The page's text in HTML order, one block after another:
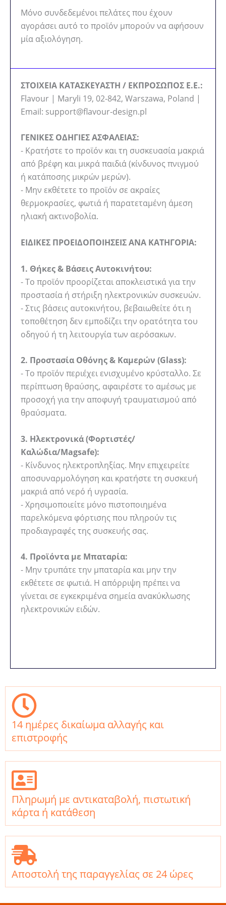
Μόνο συνδεδεμένοι πελάτες που έχουν
αγοράσει αυτό το προϊόν μπορούν να αφήσουν
μία αξιολόγηση.
ΣΤΟΙΧΕΙΑ ΚΑΤΑΣΚΕΥΑΣΤΗ / ΕΚΠΡΟΣΩΠΟΣ Ε.Ε.:
Flavour | Maryli 19, 02-842, Warszawa, Poland |
Email: support@flavour-design.pl
ΓΕΝΙΚΕΣ ΟΔΗΓΙΕΣ ΑΣΦΑΛΕΙΑΣ:
- Κρατήστε το προϊόν και τη συσκευασία μακριά
από βρέφη και μικρά παιδιά (κίνδυνος πνιγμού
ή κατάποσης μικρών μερών).
- Μην εκθέτετε το προϊόν σε ακραίες
θερμοκρασίες, φωτιά ή παρατεταμένη άμεση
ηλιακή ακτινοβολία.
ΕΙΔΙΚΕΣ ΠΡΟΕΙΔΟΠΟΙΗΣΕΙΣ ΑΝΑ ΚΑΤΗΓΟΡΙΑ:
1. Θήκες & Βάσεις Αυτοκινήτου:
- Το προϊόν προορίζεται αποκλειστικά για την
προστασία ή στήριξη ηλεκτρονικών συσκευών.
- Στις βάσεις αυτοκινήτου, βεβαιωθείτε ότι η
τοποθέτηση δεν εμποδίζει την ορατότητα του
οδηγού ή τη λειτουργία των αερόσακων.
2. Προστασία Οθόνης & Καμερών (Glass):
- Το προϊόν περιέχει ενισχυμένο κρύσταλλο. Σε
περίπτωση θραύσης, αφαιρέστε το αμέσως με
προσοχή για την αποφυγή τραυματισμού από
θραύσματα.
3. Ηλεκτρονικά (Φορτιστές/
Καλώδια/Magsafe):
- Κίνδυνος ηλεκτροπληξίας. Μην επιχειρείτε
αποσυναρμολόγηση και κρατήστε τη συσκευή
μακριά από νερό ή υγρασία.
- Χρησιμοποιείτε μόνο πιστοποιημένα
παρελκόμενα φόρτισης που πληρούν τις
προδιαγραφές της συσκευής σας.
4. Προϊόντα με Μπαταρία:
- Μην τρυπάτε την μπαταρία και μην την
εκθέτετε σε φωτιά. Η απόρριψη πρέπει να
γίνεται σε εγκεκριμένα σημεία ανακύκλωσης
ηλεκτρονικών ειδών.
14 ημέρες δικαίωμα αλλαγής και
επιστροφής
Πληρωμή με αντικαταβολή, πιστωτική
κάρτα ή κατάθεση
Αποστολή της παραγγελίας σε 24 ώρες